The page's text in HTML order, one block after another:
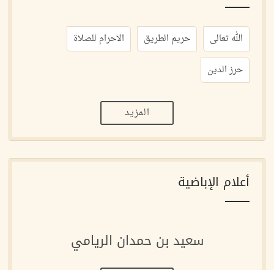
الله تعالى حريم الطريق
الاحرام للصلاة
حرز الدين
المزيد
أعلام الإباضية
سعيد بن حمدان الريامي